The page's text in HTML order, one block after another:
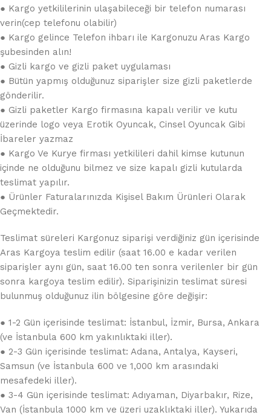
● Kargo yetkililerinin ulaşabileceği bir telefon numarası
verin(cep telefonu olabilir)
● Kargo gelince Telefon ihbarı ile Kargonuzu Aras Kargo
şubesinden alın!
● Gizli kargo ve gizli paket uygulaması
● Bütün yapmış olduğunuz siparişler size gizli paketlerde
gönderilir.
● Gizli paketler Kargo firmasına kapalı verilir ve kutu
üzerinde logo veya Erotik Oyuncak, Cinsel Oyuncak Gibi
İbareler yazmaz
● Kargo Ve Kurye firması yetkilileri dahil kimse kutunun
içinde ne olduğunu bilmez ve size kapalı gizli kutularda
teslimat yapılır.
● Ürünler Faturalarınızda Kişisel Bakım Ürünleri Olarak
Geçmektedir.
Teslimat süreleri Kargonuz siparişi verdiğiniz gün içerisinde
Aras Kargoya teslim edilir (saat 16.00 e kadar verilen
siparişler aynı gün, saat 16.00 ten sonra verilenler bir gün
sonra kargoya teslim edilir). Siparişinizin teslimat süresi
bulunmuş olduğunuz ilin bölgesine göre değişir:
● 1-2 Gün içerisinde teslimat: İstanbul, İzmir, Bursa, Ankara
(ve İstanbula 600 km yakınlıktaki iller).
● 2-3 Gün içerisinde teslimat: Adana, Antalya, Kayseri,
Samsun (ve İstanbula 600 ve 1,000 km arasındaki
mesafedeki iller).
● 3-4 Gün içerisinde teslimat: Adıyaman, Diyarbakır, Rize,
Van (İstanbula 1000 km ve üzeri uzaklıktaki iller). Yukarıda